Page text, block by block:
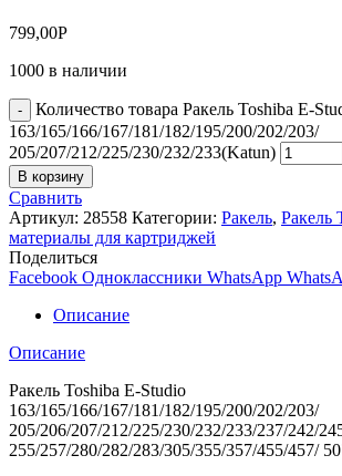
799,00Р
1000 в наличии
Количество товара Ракель Toshiba E-
163/165/166/167/181/182/195/200/202/203/
205/207/212/225/230/232/233(Katun)
В корзину
Сравнить
Артикул: 28558 Категории: Ракель, Ракель
материалы для картриджей
Поделиться
Facebook Одноклассники WhatsApp
Описание
Описание
Ракель Toshiba E-Studio
163/165/166/167/181/182/195/200/202/203/
205/206/207/212/225/230/232/233/237/242/
255/257/280/282/283/305/355/357/455/457/